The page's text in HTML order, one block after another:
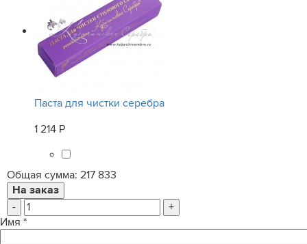
Паста для чистки серебра
1 214 Р
Общая сумма: 217 833
-
+
Имя *